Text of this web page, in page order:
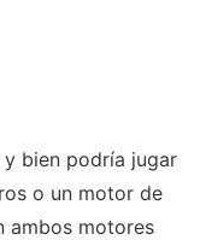
bien podría jugar
o un motor de
ambos motores